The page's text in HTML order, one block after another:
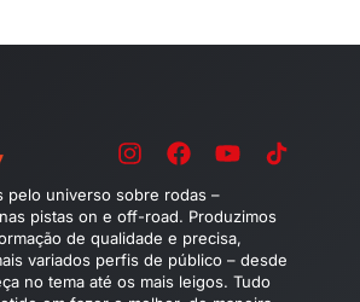
pelo universo sobre rodas –
pistas on e off-road. Produzimos
de qualidade e precisa,
variados perfis de público – desde
no tema até os mais leigos. Tudo